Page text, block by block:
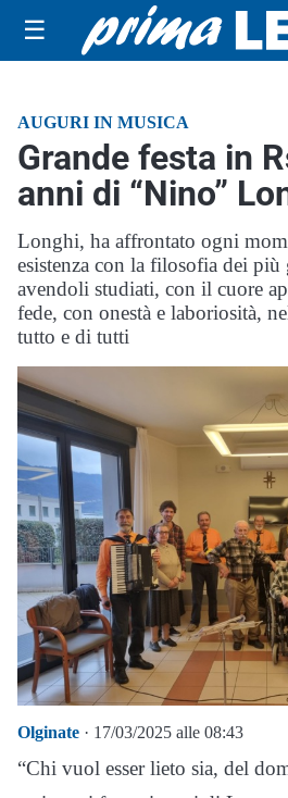
☰
AUGURI IN MUSICA
Grande festa in
anni di “Nino”
Longhi, ha affrontato ogni
esistenza con la filosofia dei
avendoli studiati, con il cuore
fede, con onestà e laboriosità,
tutto e di tutti
Olginate · 17/03/2025 alle 08:43
“Chi vuol esser lieto sia, del